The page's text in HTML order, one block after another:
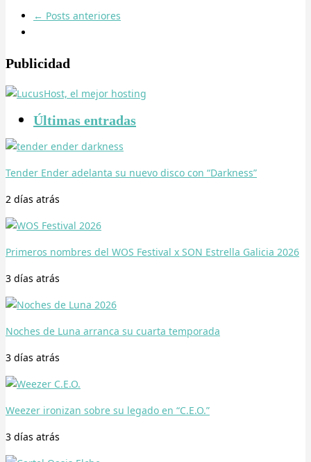
← Posts anteriores
Publicidad
Últimas entradas
Tender Ender adelanta su nuevo disco con “Darkness”
2 días atrás
Primeros nombres del WOS Festival x SON Estrella Galicia 2026
3 días atrás
Noches de Luna arranca su cuarta temporada
3 días atrás
Weezer ironizan sobre su legado en “C.E.O.”
3 días atrás